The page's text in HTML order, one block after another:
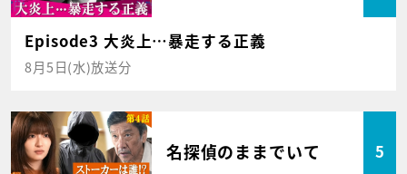
Episode3 大炎上…暴走する正義
8月5日(水)放送分
名探偵のままでいて 5